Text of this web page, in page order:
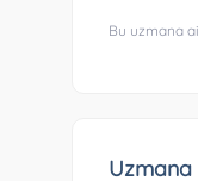
Bu uzmana
Uzmana